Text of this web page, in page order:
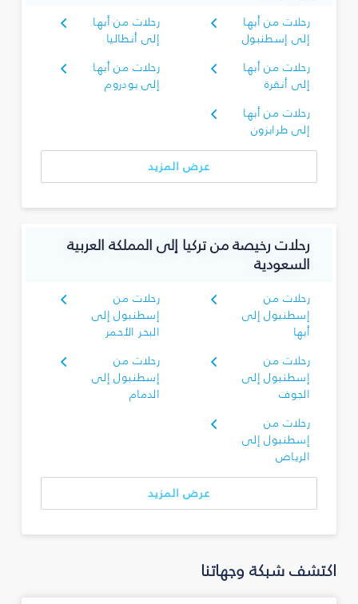
رحلات من أبها
إلى إسطنبول
رحلات من أبها
إلى أنطاليا
رحلات من أبها
إلى أنقرة
رحلات من أبها
إلى بودروم
رحلات من أبها
إلى طرابزون
عرض المزيد
رحلات رخيصة من تركيا إلى المملكة العربية
السعودية
رحلات من
إسطنبول إلى
أبها
رحلات من
إسطنبول إلى
البحر الأحمر
رحلات من
إسطنبول إلى
الجوف
رحلات من
إسطنبول إلى
الدمام
رحلات من
إسطنبول إلى
الرياض
عرض المزيد
اكتشف شبكة وجهاتنا